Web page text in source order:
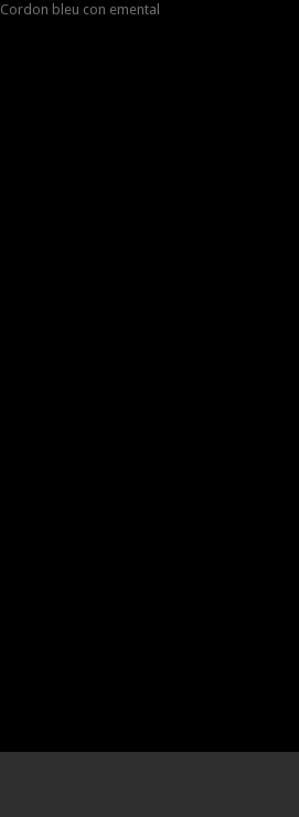
Cordon bleu con emental